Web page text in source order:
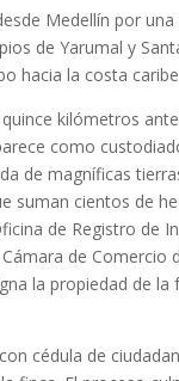
Medellín por
de Yarumal y
hacia la costa
kilómetros
como
de magníficas
suman cientos de
de Registro de
de Comercio
la propiedad de la
cédula de